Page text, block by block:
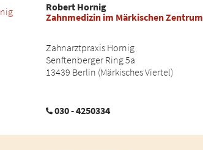
Robert Hornig
Zahnmedizin im Märkischen Zentrum
Zahnarztpraxis Hornig
Senftenberger Ring 5a
13439 Berlin (Märkisches Viertel)
030 - 4250334